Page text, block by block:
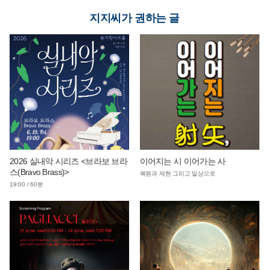
지지씨가 권하는 글
2026 실내악 시리즈 <브라보 브라
스(Bravo Brass)>
19:00 / 60분
이어지는 시 이어가는 사
복원과 재현 그리고 일상으로